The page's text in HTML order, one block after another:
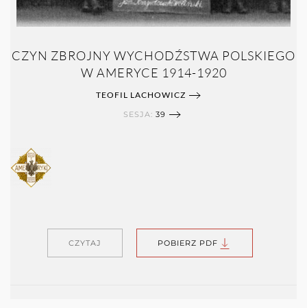
CZYN ZBROJNY WYCHODŹSTWA POLSKIEGO
W AMERYCE 1914-1920
TEOFIL LACHOWICZ
SESJA: 39
CZYTAJ POBIERZ PDF